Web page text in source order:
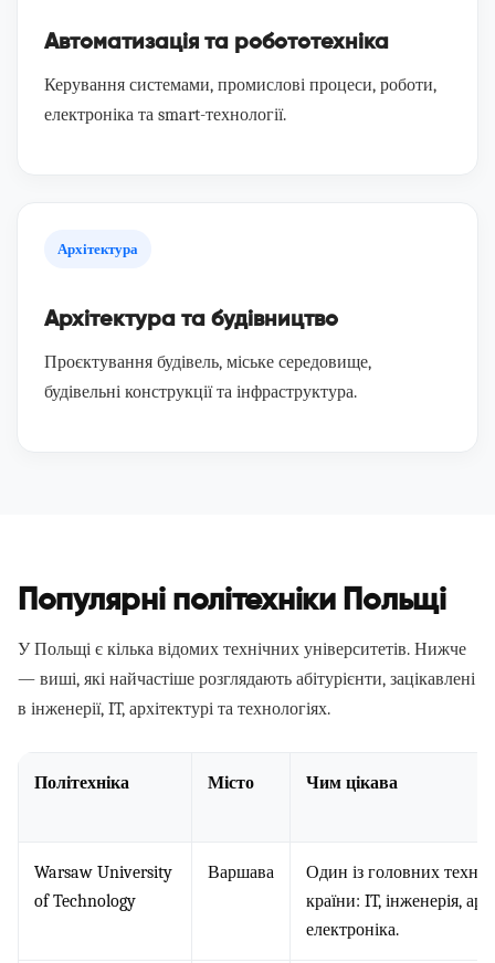
Автоматизація та робототехніка
Керування системами, промислові процеси, роботи,
електроніка та smart-технології.
Архітектура
Архітектура та будівництво
Проєктування будівель, міське середовище,
будівельні конструкції та інфраструктура.
Популярні політехніки Польщі
У Польщі є кілька відомих технічних університетів. Нижче
— виші, які найчастіше розглядають абітурієнти, зацікавлені
в інженерії, IT, архітектурі та технологіях.
Політехніка Місто Чим цікава
Warsaw University
of Technology
Варшава
Один із головних
країни: IT, інженерія,
електроніка.